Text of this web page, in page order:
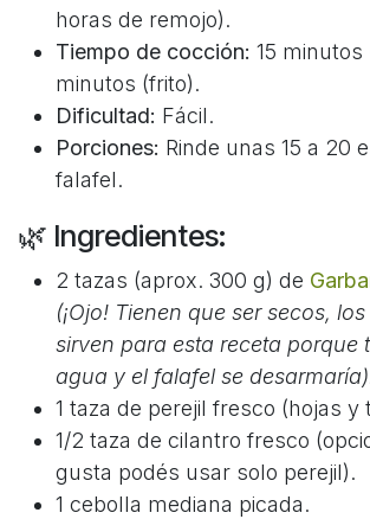
horas de remojo).
Tiempo de cocción: 15 minutos
minutos (frito).
Dificultad: Fácil.
Porciones: Rinde unas 15 a 20
falafel.
🌿 Ingredientes:
2 tazas (aprox. 300 g) de
(¡Ojo! Tienen que ser secos,
sirven para esta receta porque
agua y el falafel se
1 taza de perejil fresco (hojas y
1/2 taza de cilantro fresco
gusta podés usar solo perejil).
1 cebolla mediana picada.